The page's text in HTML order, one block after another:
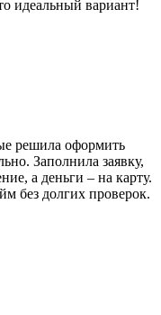
идеальный вариант!
решила оформить
Заполнила заявку,
а деньги – на карту.
без долгих проверок.